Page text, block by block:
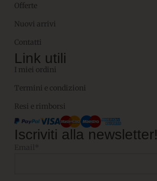
Offerte
Nuovi arrivi
Contatti
Link utili
I miei ordini
Termini e condizioni
Resi e rimborsi
Iscriviti alla newsletter!